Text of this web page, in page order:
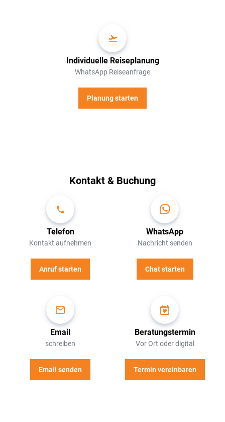
Individuelle Reiseplanung
WhatsApp Reiseanfrage
Planung starten
Kontakt & Buchung
Telefon
Kontakt aufnehmen
Anruf starten
WhatsApp
Nachricht senden
Chat starten
Email
schreiben
Email senden
Beratungstermin
Vor Ort oder digital
Termin vereinbaren